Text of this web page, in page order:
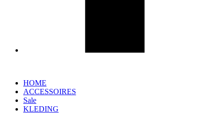
HOME
ACCESSOIRES
Sale
KLEDING